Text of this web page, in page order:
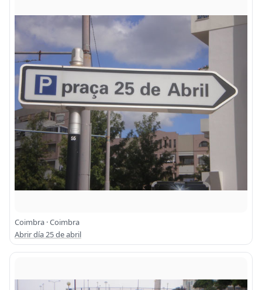
Coimbra · Coimbra
Abrir día 25 de abril